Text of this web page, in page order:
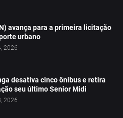
avança para a primeira licitação
urbano
2026
desativa cinco ônibus e retira
seu último Senior Midi
2026